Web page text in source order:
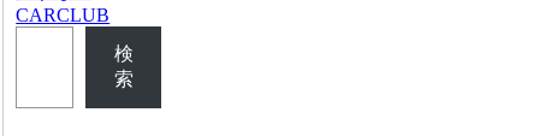
CARCLUB
検
索